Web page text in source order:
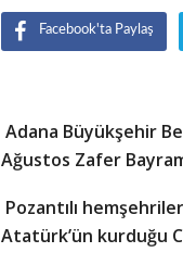
Facebook'ta Paylaş
Adana Büyükşehir
Ağustos Zafer
Pozantılı
Atatürk’ün kurduğu